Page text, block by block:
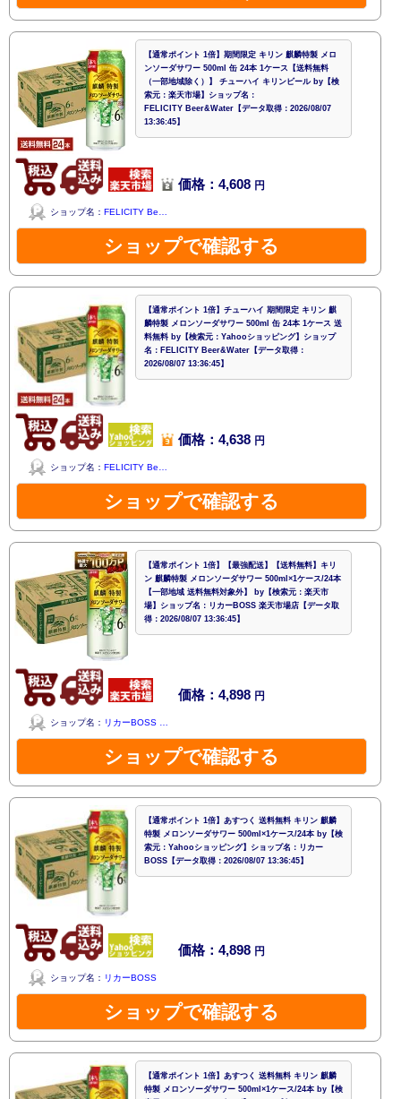
【通常ポイント 1倍】期間限定 キリン 麒麟特製 メロ
ンソーダサワー 500ml 缶 24本 1ケース【送料無料
（一部地域除く）】 チューハイ キリンビール by【検
索元：楽天市場】ショップ名：
FELICITY Beer&Water【データ取得：2026/08/07
13:36:45】
価格：4,608 円
ショップ名： FELICITY Be…
ショップで確認する
【通常ポイント 1倍】チューハイ 期間限定 キリン 麒
麟特製 メロンソーダサワー 500ml 缶 24本 1ケース 送
料無料 by【検索元：Yahooショッピング】ショップ
名：FELICITY Beer&Water【データ取得：
2026/08/07 13:36:45】
価格：4,638 円
ショップ名： FELICITY Be…
ショップで確認する
【通常ポイント 1倍】【最強配送】【送料無料】キリ
ン 麒麟特製 メロンソーダサワー 500ml×1ケース/24本
【一部地域 送料無料対象外】 by【検索元：楽天市
場】ショップ名：リカーBOSS 楽天市場店【データ取
得：2026/08/07 13:36:45】
価格：4,898 円
ショップ名： リカーBOSS …
ショップで確認する
【通常ポイント 1倍】あすつく 送料無料 キリン 麒麟
特製 メロンソーダサワー 500ml×1ケース/24本 by【検
索元：Yahooショッピング】ショップ名：リカー
BOSS【データ取得：2026/08/07 13:36:45】
価格：4,898 円
ショップ名： リカーBOSS
ショップで確認する
【通常ポイント 1倍】あすつく 送料無料 キリン 麒麟
特製 メロンソーダサワー 500ml×1ケース/24本 by【検